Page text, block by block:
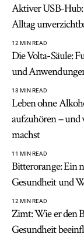
Aktiver USB-
Alltag
12 MIN READ
Die Volta-Säule:
und
13 MIN READ
Leben ohne
aufzuhören – und
machst
11 MIN READ
Bitterorange: Ein
Gesundheit und
12 MIN READ
Zimt: Wie er den
Gesundheit